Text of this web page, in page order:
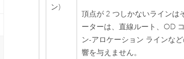
ン)
頂点が 2 つしかないラインは
ーターは、直線ルート、OD
ン-アロケーション ラインな
響を与えません。